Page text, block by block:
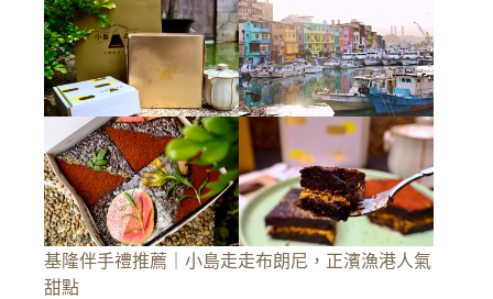
基隆伴手禮推薦｜小島走走布朗尼，正濱漁港人氣
甜點